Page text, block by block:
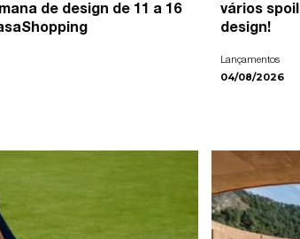
de design de 11 a 16
vários
design!
Lançamentos
04/08/2026